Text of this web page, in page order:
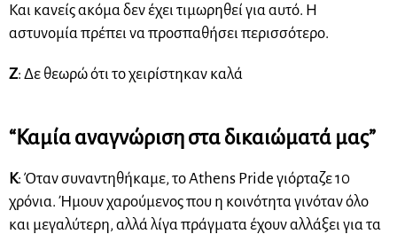
Και κανείς ακόμα δεν έχει τιμωρηθεί για αυτό. Η
αστυνομία πρέπει να προσπαθήσει περισσότερο.
Ζ: Δε θεωρώ ότι το χειρίστηκαν καλά
“Καμία αναγνώριση στα δικαιώματά μας”
Κ: Όταν συναντηθήκαμε, το Athens Pride γιόρταζε 10
χρόνια. Ήμουν χαρούμενος που η κοινότητα γινόταν όλο
και μεγαλύτερη, αλλά λίγα πράγματα έχουν αλλάξει για τα